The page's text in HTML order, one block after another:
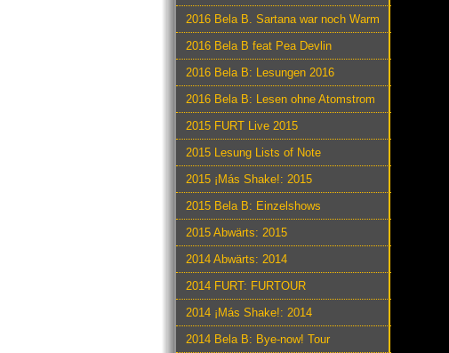
2016 Bela B. Sartana war noch Warm
2016 Bela B feat Pea Devlin
2016 Bela B: Lesungen 2016
2016 Bela B: Lesen ohne Atomstrom
2015 FURT Live 2015
2015 Lesung Lists of Note
2015 ¡Más Shake!: 2015
2015 Bela B: Einzelshows
2015 Abwärts: 2015
2014 Abwärts: 2014
2014 FURT: FURTOUR
2014 ¡Más Shake!: 2014
2014 Bela B: Bye-now! Tour